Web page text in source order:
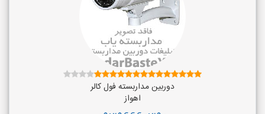
دوربین مداربسته فول کالر
اهواز